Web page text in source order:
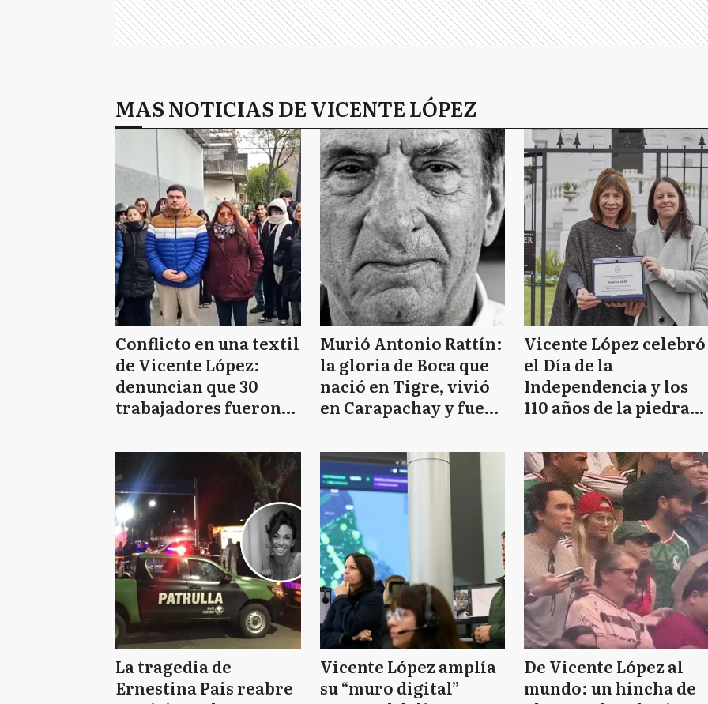
MAS NOTICIAS DE VICENTE LÓPEZ
Conflicto en una textil
de Vicente López:
denuncian que 30
trabajadores fueron
a la planta
Murió Antonio Rattín:
la gloria de Boca que
nació en Tigre, vivió
en Carapachay y fue
López
Vicente López celebró
el Día de la
Independencia y los
110 años de la piedra
Torre Ader
La tragedia de
Ernestina Pais reabre
Vicente López amplía
su “muro digital”
De Vicente López al
mundo: un hincha de